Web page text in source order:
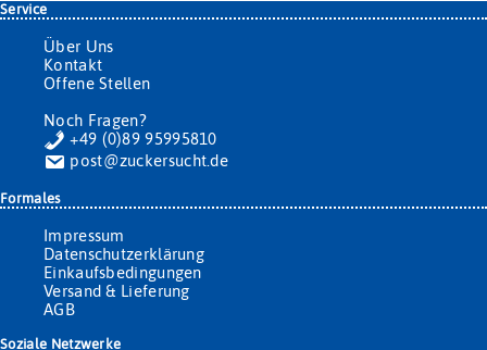
Service
Über Uns
Kontakt
Offene Stellen
Noch Fragen?
+49 (0)89 95995810
post@zuckersucht.de
Formales
Impressum
Datenschutzerklärung
Einkaufsbedingungen
Versand & Lieferung
AGB
Soziale Netzwerke